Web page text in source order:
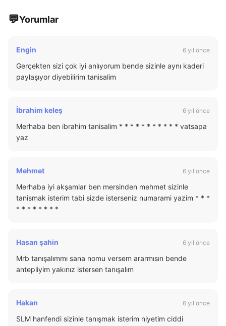
💬Yorumlar
Engin 6 yıl önce
Gerçekten sizi çok iyi anlıyorum bende sizinle aynı kaderi
paylaşıyor diyebilirim tanisalim
İbrahim keleş 6 yıl önce
Merhaba ben ibrahim tanisalim * * * * * * * * * * * vatsapa
yaz
Mehmet 6 yıl önce
Merhaba iyi akşamlar ben mersinden mehmet sizinle
tanismak isterim tabi sizde isterseniz numarami yazim * * *
* * * * * * * *
Hasan şahin 6 yıl önce
Mrb tanışalımmı sana nomu versem ararmısın bende
antepliyim yakınız istersen tanışalım
Hakan 6 yıl önce
SLM hanfendi sizinle tanışmak isterim niyetim ciddi